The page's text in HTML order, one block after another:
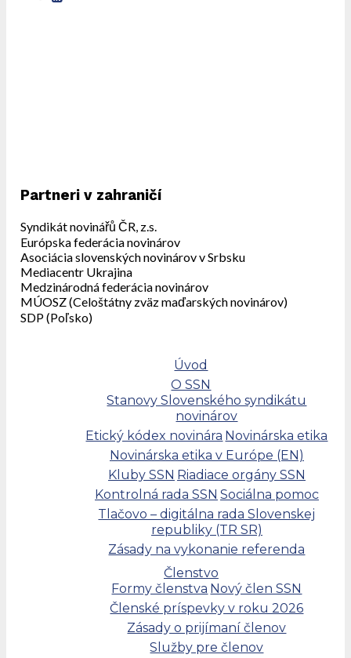
Partneri v zahraničí
Syndikát novinářů ČR, z.s.
Európska federácia novinárov
Asociácia slovenských novinárov v Srbsku
Mediacentr Ukrajina
Medzinárodná federácia novinárov
MÚOSZ (Celoštátny zväz maďarských novinárov)
SDP (Poľsko)
Úvod
O SSN
Stanovy Slovenského syndikátu
novinárov
Etický kódex novinára Novinárska etika
Novinárska etika v Európe (EN)
Kluby SSN Riadiace orgány SSN
Kontrolná rada SSN Sociálna pomoc
Tlačovo – digitálna rada Slovenskej
republiky (TR SR)
Zásady na vykonanie referenda
Členstvo
Formy členstva Nový člen SSN
Členské príspevky v roku 2026
Zásady o prijímaní členov
Služby pre členov